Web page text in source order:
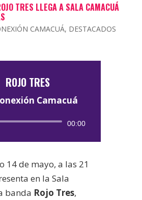
TRES LLEGA A SALA CAMACUÁ
CAMACUÁ, DESTACADOS
ROJO TRES
Camacuá
Reproductor
00:00
14 de mayo, a las 21
en la Sala
banda Rojo Tres,